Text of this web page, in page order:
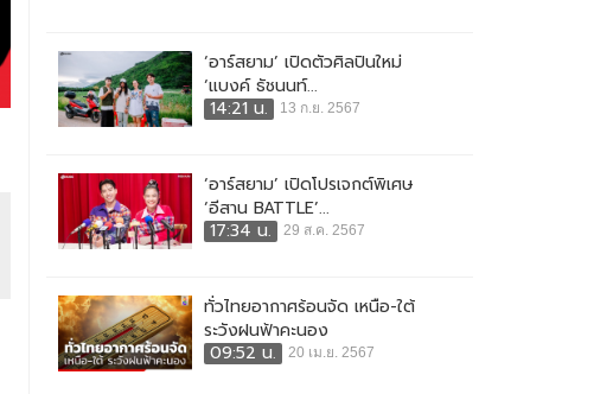
‘อาร์สยาม’ เปิดตัวศิลปินใหม่
‘แบงค์ ธัชนนท์...
14:21 น.
13 ก.ย. 2567
‘อาร์สยาม’ เปิดโปรเจกต์พิเศษ
‘อีสาน BATTLE’...
17:34 น.
29 ส.ค. 2567
ทั่วไทยอากาศร้อนจัด เหนือ-ใต้
ระวังฝนฟ้าคะนอง
09:52 น.
20 เม.ย. 2567